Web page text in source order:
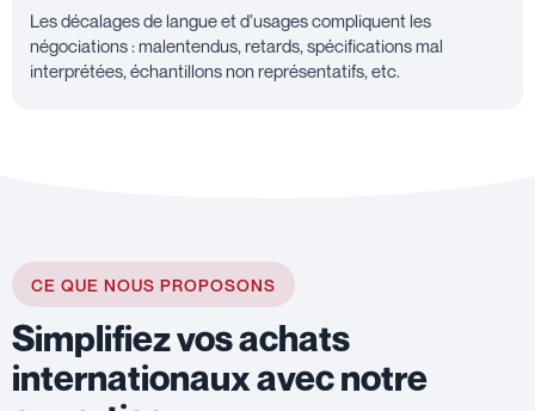
Les décalages de langue et d’usages compliquent les
négociations : malentendus, retards, spécifications mal
interprétées, échantillons non représentatifs, etc.
CE QUE NOUS PROPOSONS
Simplifiez vos achats
internationaux avec notre